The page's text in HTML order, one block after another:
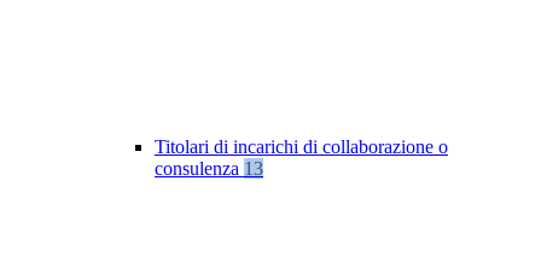
Titolari di incarichi di collaborazione o
consulenza 13